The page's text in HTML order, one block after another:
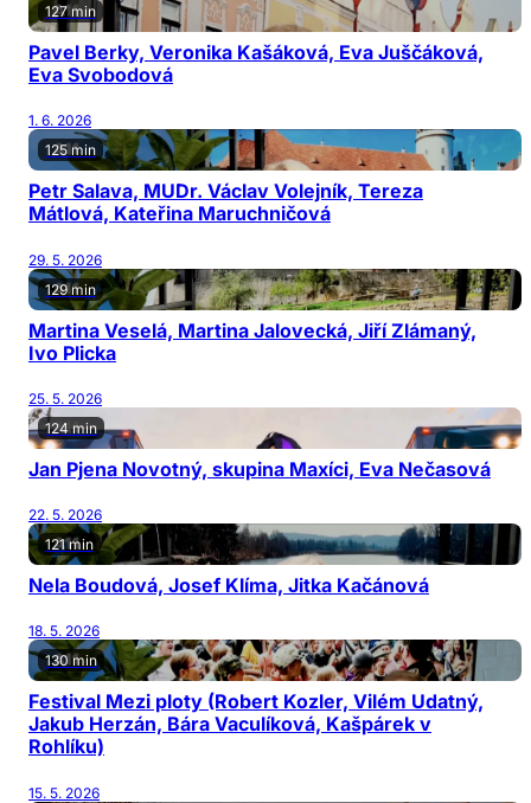
127 min
Pavel Berky, Veronika Kašáková, Eva Juščáková,
Eva Svobodová
1. 6. 2026
125 min
Petr Salava, MUDr. Václav Volejník, Tereza
Mátlová, Kateřina Maruchničová
29. 5. 2026
129 min
Martina Veselá, Martina Jalovecká, Jiří Zlámaný,
Ivo Plicka
25. 5. 2026
124 min
Jan Pjena Novotný, skupina Maxíci, Eva Nečasová
22. 5. 2026
121 min
Nela Boudová, Josef Klíma, Jitka Kačánová
18. 5. 2026
130 min
Festival Mezi ploty (Robert Kozler, Vilém Udatný,
Jakub Herzán, Bára Vaculíková, Kašpárek v
Rohlíku)
15. 5. 2026